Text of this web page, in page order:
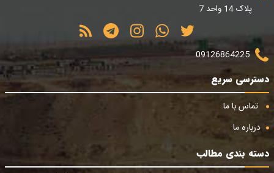
پلاک 14 واحد 7
09126864225
دسترسی سریع
تماس با ما
درباره ما
دسته بندی مطالب